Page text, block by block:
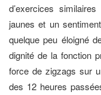
d’exercices
jaunes et un
quelque peu éloigné
dignité de la fonction
force de zigzags sur
des 12 heures